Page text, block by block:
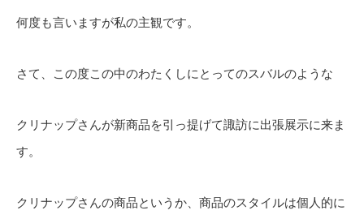
何度も言いますが私の主観です。
さて、この度この中のわたくしにとってのスバルのような
クリナップさんが新商品を引っ提げて諏訪に出張展示に来ま
す。
クリナップさんの商品というか、商品のスタイルは個人的に